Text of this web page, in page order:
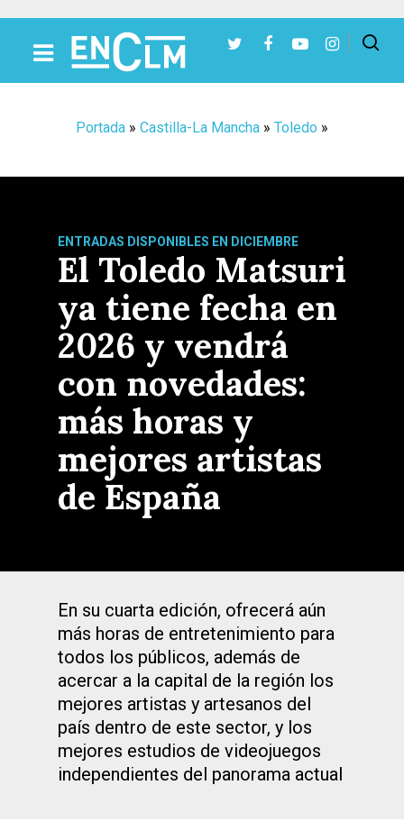
Portada » Castilla-La Mancha » Toledo »
ENTRADAS DISPONIBLES EN DICIEMBRE
El Toledo Matsuri
ya tiene fecha en
2026 y vendrá
con novedades:
más horas y
mejores artistas
de España
En su cuarta edición, ofrecerá aún
más horas de entretenimiento para
todos los públicos, además de
acercar a la capital de la región los
mejores artistas y artesanos del
país dentro de este sector, y los
mejores estudios de videojuegos
independientes del panorama actual